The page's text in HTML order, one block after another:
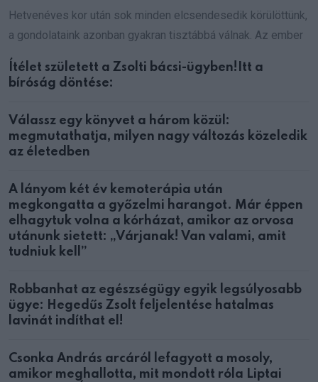
Hetvenéves kor után sok minden elcsendesedik körülöttünk,
a gondolataink azonban gyakran tisztábbá válnak. Az ember
Ítélet született a Zsolti bácsi-ügyben!Itt a
bíróság döntése:
Válassz egy könyvet a három közül:
megmutathatja, milyen nagy változás közeledik
az életedben
A lányom két év kemoterápia után
megkongatta a győzelmi harangot. Már éppen
elhagytuk volna a kórházat, amikor az orvosa
utánunk sietett: „Várjanak! Van valami, amit
tudniuk kell”
Robbanhat az egészségügy egyik legsúlyosabb
ügye: Hegedűs Zsolt feljelentése hatalmas
lavinát indíthat el!
Csonka András arcáról lefagyott a mosoly,
amikor meghallotta, mit mondott róla Liptai